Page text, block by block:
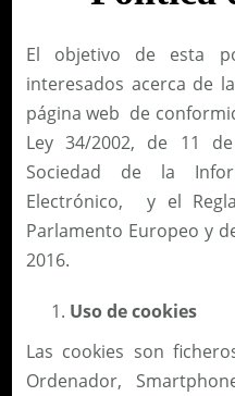
El objetivo de esta
interesados acerca de
página web de
Ley 34/2002, de 11
Sociedad de la
Electrónico, y el
Parlamento Europeo y
2016.
Uso de cookies
Las cookies son
Ordenador,